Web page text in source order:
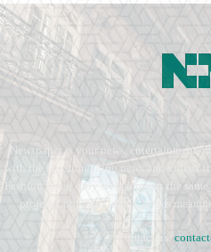
Newspaper is your news, entertainment,
with the latest breaking news and videos
Fashion fades, only style remains the
projects, opportunities. Clothes mean
Contact us: